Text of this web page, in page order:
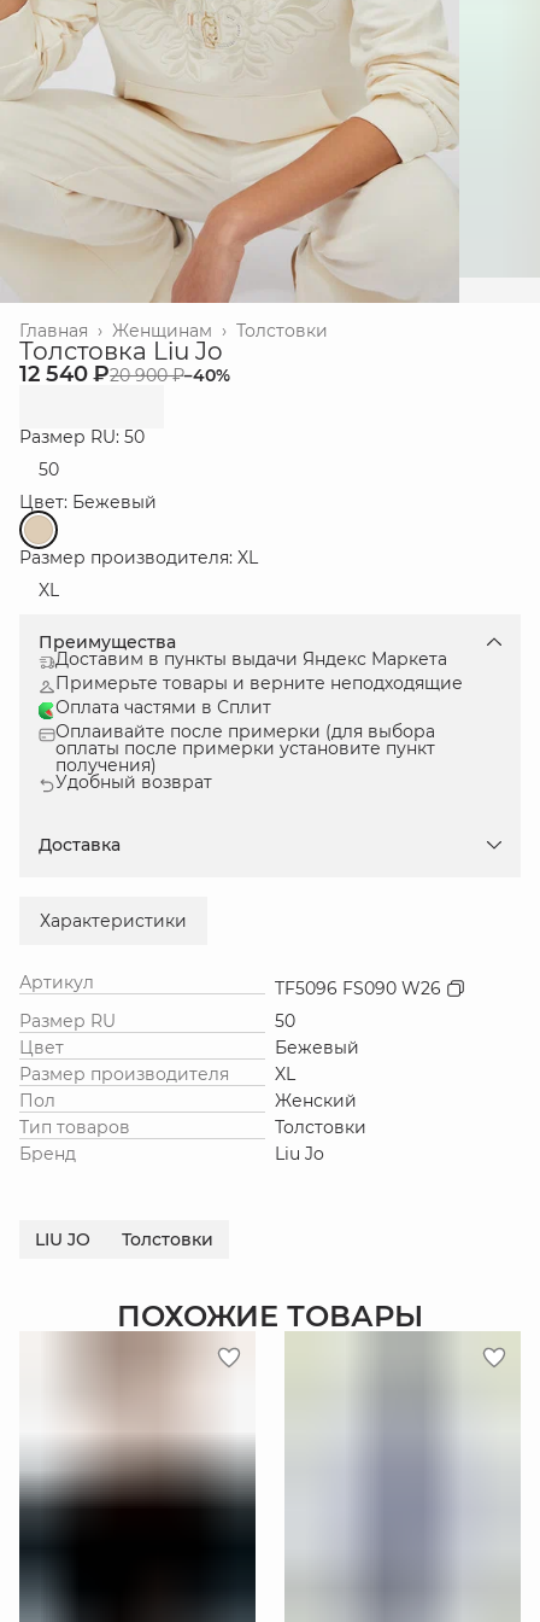
Толстовки
Женщинам ›
Главная ›
Толстовка Liu Jo
12 540 ₽20 900 ₽−40%
Размер RU: 50
50
Цвет: Бежевый
Размер производителя: XL
XL
Преимущества
Доставим в пункты выдачи Яндекс Маркета
Примерьте товары и верните неподходящие
Оплата частями в Сплит
Оплаивайте после примерки (для выбора
оплаты после примерки установите пункт
получения)
Удобный возврат
Доставка
Характеристики
Артикул
TF5096 FS090 W26
Размер RU
50
Цвет
Бежевый
Размер производителя
XL
Пол
Женский
Тип товаров
Толстовки
Бренд
Liu Jo
LIU JO Толстовки
ПОХОЖИЕ ТОВАРЫ